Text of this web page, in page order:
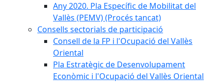
Any 2020. Pla Específic de Mobilitat del
Vallès (PEMV) (Procés tancat)
Consells sectorials de participació
Consell de la FP i l'Ocupació del Vallès
Oriental
Pla Estratègic de Desenvolupament
Econòmic i l'Ocupació del Vallès Oriental